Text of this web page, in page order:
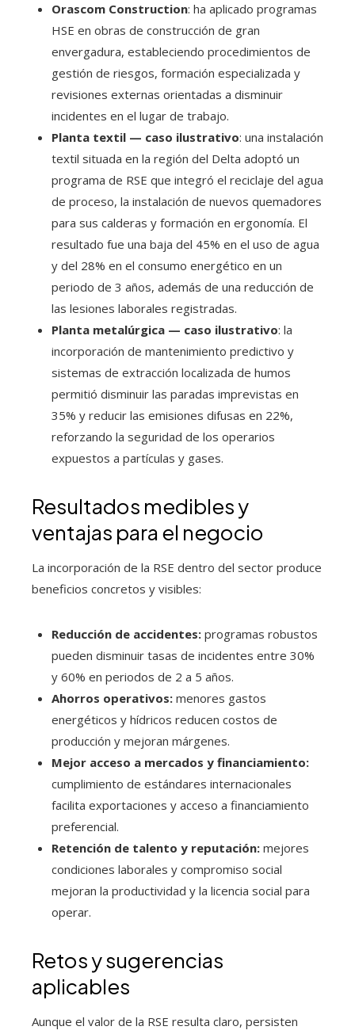
Orascom Construction: ha aplicado programas
HSE en obras de construcción de gran
envergadura, estableciendo procedimientos de
gestión de riesgos, formación especializada y
revisiones externas orientadas a disminuir
incidentes en el lugar de trabajo.
Planta textil — caso ilustrativo: una instalación
textil situada en la región del Delta adoptó un
programa de RSE que integró el reciclaje del agua
de proceso, la instalación de nuevos quemadores
para sus calderas y formación en ergonomía. El
resultado fue una baja del 45% en el uso de agua
y del 28% en el consumo energético en un
periodo de 3 años, además de una reducción de
las lesiones laborales registradas.
Planta metalúrgica — caso ilustrativo: la
incorporación de mantenimiento predictivo y
sistemas de extracción localizada de humos
permitió disminuir las paradas imprevistas en
35% y reducir las emisiones difusas en 22%,
reforzando la seguridad de los operarios
expuestos a partículas y gases.
Resultados medibles y
ventajas para el negocio
La incorporación de la RSE dentro del sector produce
beneficios concretos y visibles:
Reducción de accidentes: programas robustos
pueden disminuir tasas de incidentes entre 30%
y 60% en periodos de 2 a 5 años.
Ahorros operativos: menores gastos
energéticos y hídricos reducen costos de
producción y mejoran márgenes.
Mejor acceso a mercados y financiamiento:
cumplimiento de estándares internacionales
facilita exportaciones y acceso a financiamiento
preferencial.
Retención de talento y reputación: mejores
condiciones laborales y compromiso social
mejoran la productividad y la licencia social para
operar.
Retos y sugerencias
aplicables
Aunque el valor de la RSE resulta claro, persisten